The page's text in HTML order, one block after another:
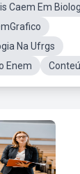
Caem Em
Na Ufrgs
Enem